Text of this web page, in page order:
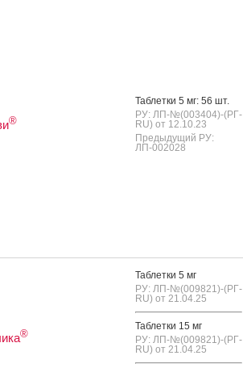
®
Таб­летки 5 мг: 56 шт.
РУ: ЛП-№(003404)-(РГ-
RU) от 12.10.23
Предыдущий РУ:
ЛП-002028
®
Таб­летки 5 мг
РУ: ЛП-№(009821)-(РГ-
RU) от 21.04.25
Таб­летки 15 мг
РУ: ЛП-№(009821)-(РГ-
RU) от 21.04.25